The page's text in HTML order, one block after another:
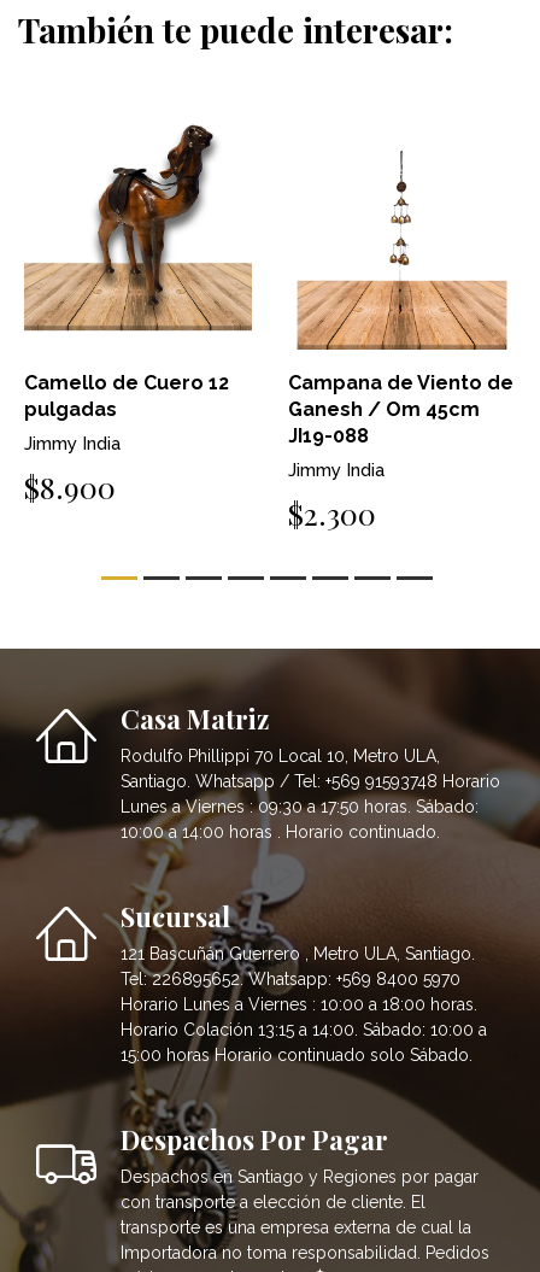
También te puede interesar:
Camello de Cuero 12
pulgadas
Jimmy India
$8.900
Campana de Viento de
Ganesh / Om 45cm
JI19-088
Jimmy India
$2.300
Casa Matriz
Rodulfo Phillippi 70 Local 10, Metro ULA,
Santiago. Whatsapp / Tel: +569 91593748 Horario
Lunes a Viernes : 09:30 a 17:50 horas. Sábado:
10:00 a 14:00 horas . Horario continuado.
Sucursal
121 Bascuñán Guerrero , Metro ULA, Santiago.
Tel: 226895652. Whatsapp: +569 8400 5970
Horario Lunes a Viernes : 10:00 a 18:00 horas.
Horario Colación 13:15 a 14:00. Sábado: 10:00 a
15:00 horas Horario continuado solo Sábado.
Despachos Por Pagar
Despachos en Santiago y Regiones por pagar
con transporte a elección de cliente. El
transporte es una empresa externa de cual la
Importadora no toma responsabilidad. Pedidos